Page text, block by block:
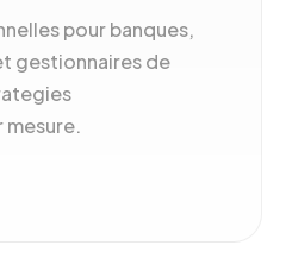
pour banques,
gestionnaires de
mesure.